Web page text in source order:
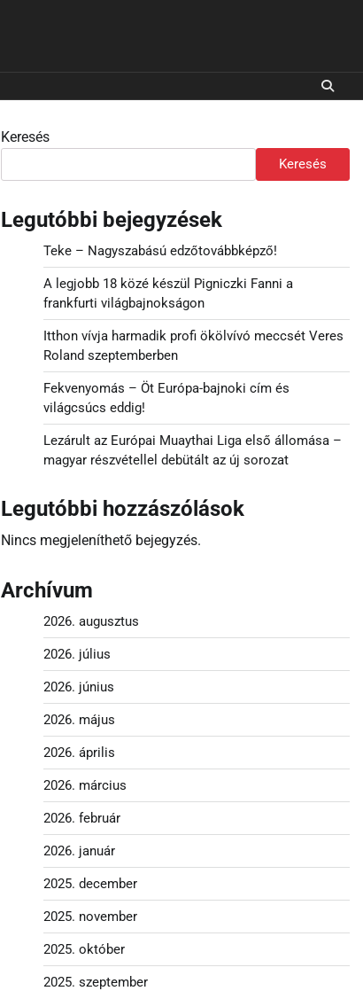
Keresés
Keresés
Legutóbbi bejegyzések
Teke – Nagyszabású edzőtovábbképző!
A legjobb 18 közé készül Pigniczki Fanni a
frankfurti világbajnokságon
Itthon vívja harmadik profi ökölvívó meccsét Veres
Roland szeptemberben
Fekvenyomás – Öt Európa-bajnoki cím és
világcsúcs eddig!
Lezárult az Európai Muaythai Liga első állomása –
magyar részvétellel debütált az új sorozat
Legutóbbi hozzászólások
Nincs megjeleníthető bejegyzés.
Archívum
2026. augusztus
2026. július
2026. június
2026. május
2026. április
2026. március
2026. február
2026. január
2025. december
2025. november
2025. október
2025. szeptember